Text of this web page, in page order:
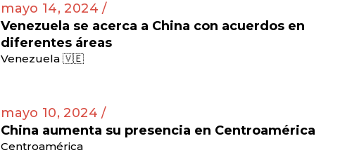
mayo 14, 2024 /
Venezuela se acerca a China con acuerdos en
diferentes áreas
Venezuela 🇻🇪
mayo 10, 2024 /
China aumenta su presencia en Centroamérica
Centroamérica